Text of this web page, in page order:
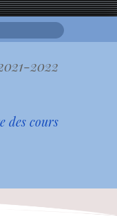
2022
des cours